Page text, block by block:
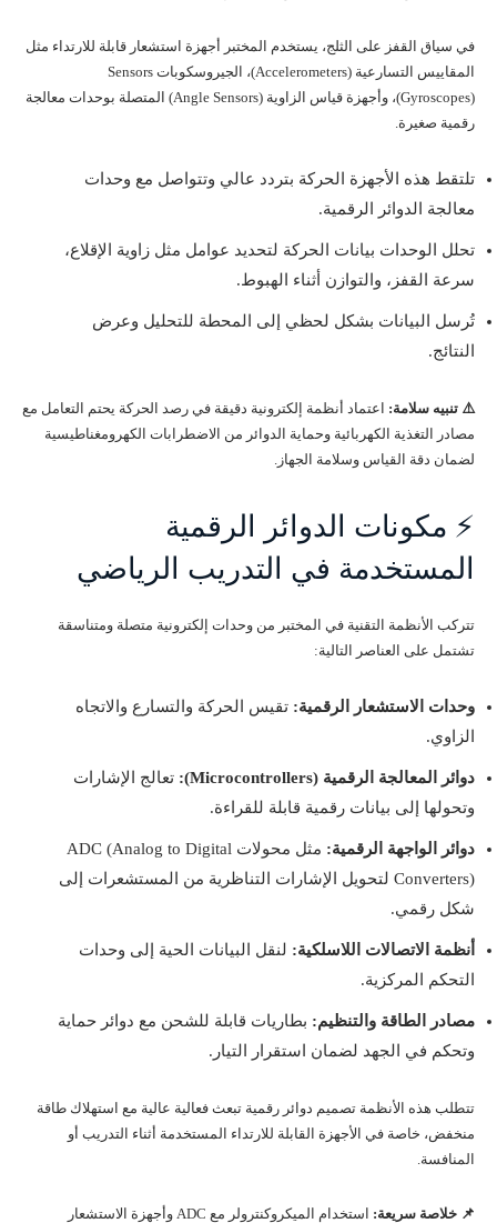
في سياق القفز على الثلج، يستخدم المختبر أجهزة استشعار قابلة للارتداء مثل
المقاييس التسارعية (Accelerometers)، الجيروسكوبات Sensors
(Gyroscopes)، وأجهزة قياس الزاوية (Angle Sensors) المتصلة بوحدات معالجة
رقمية صغيرة.
تلتقط هذه الأجهزة الحركة بتردد عالي وتتواصل مع وحدات
معالجة الدوائر الرقمية.
تحلل الوحدات بيانات الحركة لتحديد عوامل مثل زاوية الإقلاع،
سرعة القفز، والتوازن أثناء الهبوط.
تُرسل البيانات بشكل لحظي إلى المحطة للتحليل وعرض
النتائج.
⚠️ تنبيه سلامة: اعتماد أنظمة إلكترونية دقيقة في رصد الحركة يحتم التعامل مع
مصادر التغذية الكهربائية وحماية الدوائر من الاضطرابات الكهرومغناطيسية
لضمان دقة القياس وسلامة الجهاز.
⚡ مكونات الدوائر الرقمية
المستخدمة في التدريب الرياضي
تتركب الأنظمة التقنية في المختبر من وحدات إلكترونية متصلة ومتناسقة
تشتمل على العناصر التالية:
وحدات الاستشعار الرقمية: تقيس الحركة والتسارع والاتجاه
الزاوي.
دوائر المعالجة الرقمية (Microcontrollers):
تعالج الإشارات
وتحولها إلى بيانات رقمية قابلة للقراءة.
دوائر الواجهة الرقمية:
مثل محولات ADC (Analog to Digital
Converters) لتحويل الإشارات التناظرية من المستشعرات إلى
شكل رقمي.
أنظمة الاتصالات اللاسلكية: لنقل البيانات الحية إلى وحدات
التحكم المركزية.
مصادر الطاقة والتنظيم: بطاريات قابلة للشحن مع دوائر حماية
وتحكم في الجهد لضمان استقرار التيار.
تتطلب هذه الأنظمة تصميم دوائر رقمية تبعث فعالية عالية مع استهلاك طاقة
منخفض، خاصة في الأجهزة القابلة للارتداء المستخدمة أثناء التدريب أو
المنافسة.
📌 خلاصة سريعة:
استخدام الميكروكنترولر مع ADC وأجهزة الاستشعار